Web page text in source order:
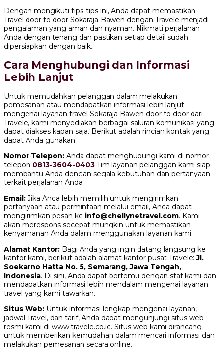
Dengan mengikuti tips-tips ini, Anda dapat memastikan
Travel door to door Sokaraja-Bawen dengan Travele menjadi
pengalaman yang aman dan nyaman. Nikmati perjalanan
Anda dengan tenang dan pastikan setiap detail sudah
dipersiapkan dengan baik.
Cara Menghubungi dan Informasi
Lebih Lanjut
Untuk memudahkan pelanggan dalam melakukan
pemesanan atau mendapatkan informasi lebih lanjut
mengenai layanan travel Sokaraja Bawen door to door dari
Travele, kami menyediakan berbagai saluran komunikasi yang
dapat diakses kapan saja. Berikut adalah rincian kontak yang
dapat Anda gunakan:
Nomor Telepon: Anda dapat menghubungi kami di nomor
telepon 0813-3604-0403 Tim layanan pelanggan kami siap
membantu Anda dengan segala kebutuhan dan pertanyaan
terkait perjalanan Anda.
Email: Jika Anda lebih memilih untuk mengirimkan
pertanyaan atau permintaan melalui email, Anda dapat
mengirimkan pesan ke info@chellynetravel.com. Kami
akan merespons secepat mungkin untuk memastikan
kenyamanan Anda dalam menggunakan layanan kami.
Alamat Kantor: Bagi Anda yang ingin datang langsung ke
kantor kami, berikut adalah alamat kantor pusat Travele:Jl.
Soekarno Hatta No. 5, Semarang, Jawa Tengah,
Indonesia. Di sini, Anda dapat bertemu dengan staf kami dan
mendapatkan informasi lebih mendalam mengenai layanan
travel yang kami tawarkan.
Situs Web: Untuk informasi lengkap mengenai layanan,
jadwal Travel, dan tarif, Anda dapat mengunjungi situs web
resmi kami di www.travele.co.id. Situs web kami dirancang
untuk memberikan kemudahan dalam mencari informasi dan
melakukan pemesanan secara online.